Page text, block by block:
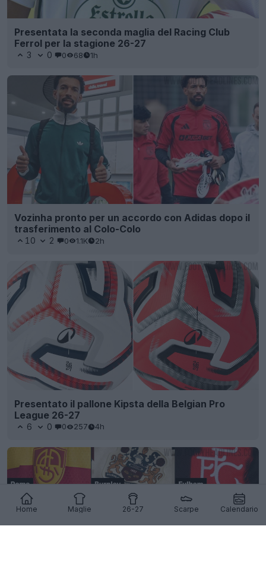
Home Maglie 26-27 Scarpe Calendario
Presentata la seconda maglia del Racing Club
Ferrol per la stagione 26-27
3 0 0 68 1h
Vozinha pronto per un accordo con Adidas dopo il
trasferimento al Colo-Colo
10 2 0 1.1K 2h
Presentato il pallone Kipsta della Belgian Pro
League 26-27
6 0 0 257 4h